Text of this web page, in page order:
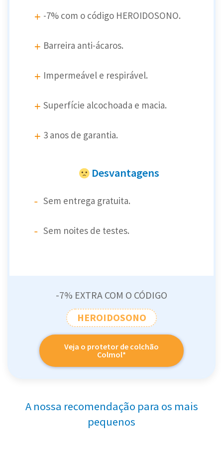
-7% com o código HEROIDOSONO.
Barreira anti-ácaros.
Impermeável e respirável.
Superfície alcochoada e macia.
3 anos de garantia.
Desvantagens
Sem entrega gratuita.
Sem noites de testes.
-7% EXTRA COM O CÓDIGO
HEROIDOSONO
Veja o protetor de colchão
Colmol*
A nossa recomendação para os mais
pequenos